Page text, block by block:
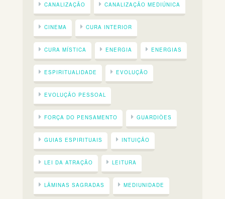
CANALIZAÇÃO CANALIZAÇÃO MEDIÚNICA
CINEMA CURA INTERIOR
CURA MÍSTICA ENERGIA ENERGIAS
ESPIRITUALIDADE EVOLUÇÃO
EVOLUÇÃO PESSOAL
FORÇA DO PENSAMENTO GUARDIÕES
GUIAS ESPIRITUAIS INTUIÇÃO
LEI DA ATRAÇÃO LEITURA
LÂMINAS SAGRADAS MEDIUNIDADE